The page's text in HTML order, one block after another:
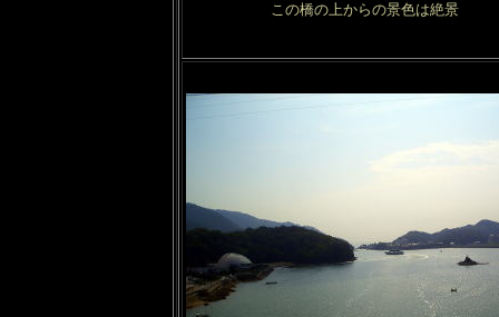
この橋の上からの景色は絶景